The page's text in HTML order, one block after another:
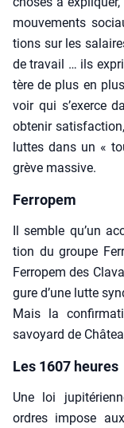
mou­ve­ments
tions sur les
de tra­vail … ils
tère de plus en
voir qui s’exerce
obte­nir
luttes dans un «
grève mas­sive.
Fer­ro­pem
Il semble qu’un
tion du groupe
Fer­ro­pem des
gure d’une lutte
Mais la
savoyard de
Les 1607 heures
Une loi
ordres impose